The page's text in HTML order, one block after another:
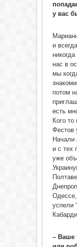
у вас
и
нас в
мы
потом
есть
Кого
Фестов
Начали
и с тех
уже
успели
– Ваше